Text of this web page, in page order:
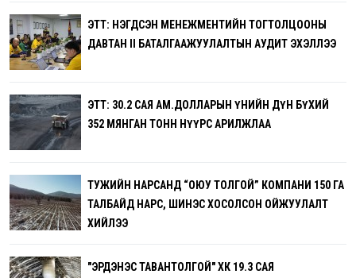
ЭТТ: НЭГДСЭН МЕНЕЖМЕНТИЙН ТОГТОЛЦООНЫ
ДАВТАН II БАТАЛГААЖУУЛАЛТЫН АУДИТ ЭХЭЛЛЭЭ
ЭТТ: 30.2 САЯ АМ.ДОЛЛАРЫН ҮНИЙН ДҮН БҮХИЙ
352 МЯНГАН ТОНН НҮҮРС АРИЛЖЛАА
ТУЖИЙН НАРСАНД “ОЮУ ТОЛГОЙ” КОМПАНИ 150 ГА
ТАЛБАЙД НАРС, ШИНЭС ХОСОЛСОН ОЙЖУУЛАЛТ
ХИЙЛЭЭ
"ЭРДЭНЭС ТАВАНТОЛГОЙ" ХК 19.3 САЯ